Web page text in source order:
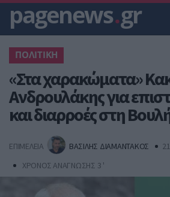
pagenews.gr
ΠΟΛΙΤΙΚΗ
«Στα χαρακώματα»
Ανδρουλάκης για
και διαρροές στη
ΕΠΙΜΕΛΕΙΑ ΒΑΣΙΛΗΣ ΔΙΑΜΑΝΤΑΚΟΣ
ΧΡΟΝΟΣ ΑΝΑΓΝΩΣΗΣ 3 '